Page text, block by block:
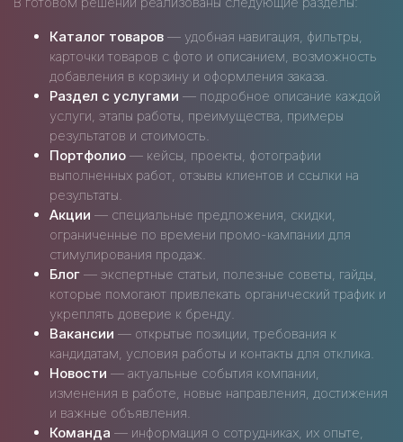
Каталог товаров — удобная навигация, фильтры,
карточки товаров с фото и описанием, возможность
добавления в корзину и оформления заказа.
Раздел с услугами — подробное описание каждой
услуги, этапы работы, преимущества, примеры
результатов и стоимость.
Портфолио — кейсы, проекты, фотографии
выполненных работ, отзывы клиентов и ссылки на
результаты.
Акции — специальные предложения, скидки,
ограниченные по времени промо-кампании для
стимулирования продаж.
Блог — экспертные статьи, полезные советы, гайды,
которые помогают привлекать органический трафик и
укреплять доверие к бренду.
Вакансии — открытые позиции, требования к
кандидатам, условия работы и контакты для отклика.
Новости — актуальные события компании,
изменения в работе, новые направления, достижения
и важные объявления.
Команда — информация о сотрудниках, их опыте,